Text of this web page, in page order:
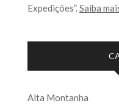
Expedições”.Saiba
Alta Montanha